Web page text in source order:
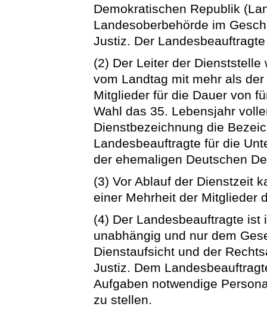
Demokratischen Republik
Landesoberbehörde im
Justiz. Der
(2) Der Leiter der
vom Landtag mit mehr als
Mitglieder für die Dauer von
Wahl das 35. Lebensjahr
Dienstbezeichnung die
Landesbeauftragte für die
der ehemaligen Deutschen
(3) Vor Ablauf der Dienstzeit
einer Mehrheit der Mitglieder
(4) Der Landesbeauftragte
unabhängig und nur dem
Dienstaufsicht und der
Justiz. Dem
Aufgaben notwendige
zu stellen.